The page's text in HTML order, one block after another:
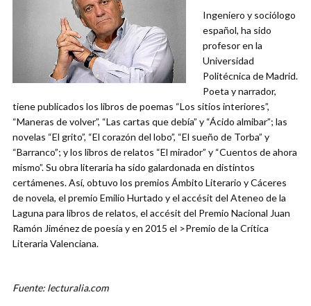
Ingeniero y sociólogo
español, ha sido
profesor en la
Universidad
Politécnica de Madrid.
Poeta y narrador,
tiene publicados los libros de poemas “Los sitios interiores”,
“Maneras de volver”, “Las cartas que debía” y “Ácido almibar”; las
novelas “El grito”, “El corazón del lobo”, “El sueño de Torba” y
“Barranco”; y los libros de relatos “El mirador” y “Cuentos de ahora
mismo”. Su obra literaria ha sido galardonada en distintos
certámenes. Así, obtuvo los premios Ámbito Literario y Cáceres
de novela, el premio Emilio Hurtado y el accésit del Ateneo de la
Laguna para libros de relatos, el accésit del Premio Nacional Juan
Ramón Jiménez de poesía y en 2015 el >Premio de la Crítica
Literaria Valenciana.
Fuente: lecturalia.com